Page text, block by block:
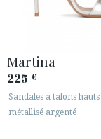
· EXPÉDITIONS
· TERMES ET
· INFORMATION
Martina
225 €
Sandales à talons
métallisé argenté